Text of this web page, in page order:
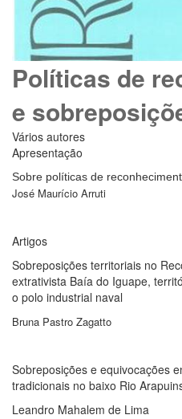
Políticas de
e
Vários autores
Apresentação
Sobre políticas de
José Maurício Arruti
Artigos
Sobreposições territoriais no
extrativista Baía do Iguape,
o polo industrial naval
Bruna Pastro Zagatto
Sobreposições e equivocações
tradicionais no baixo Rio
Leandro Mahalem de Lima